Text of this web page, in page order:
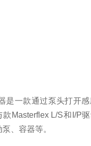
是一款通过泵头打开
Masterflex L/S和I/P
、容器等。